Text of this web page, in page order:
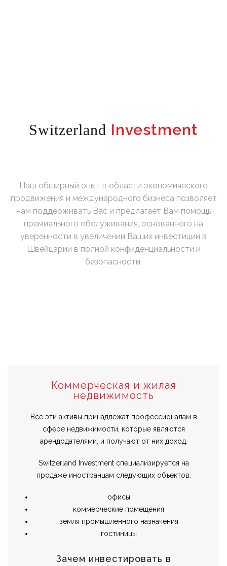
Switzerland Investment
Наш обширный опыт в области экономического
продвижения и международного бизнеса позволяет
нам поддерживать Вас и предлагает Вам помощь
премиального обслуживания, основанного на
уверенности в увеличении Ваших инвестиции в
Швейцарии в полной конфиденциальности и
безопасности.
Коммерческая и жилая
недвижимость
Все эти активы принадлежат профессионалам в
сфере недвижимости, которые являются
арендодателями, и получают от них доход.
Switzerland Investment специализируется на
продаже иностранцам следующих объектов:
офисы
коммерческие помещения
земля промышленного назначения
гостиницы
Зачем инвестировать в